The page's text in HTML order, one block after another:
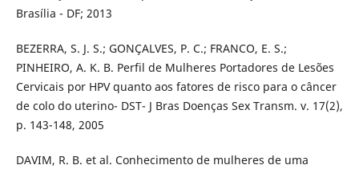
Brasília - DF; 2013
BEZERRA, S. J. S.; GONÇALVES, P. C.; FRANCO, E. S.;
PINHEIRO, A. K. B. Perfil de Mulheres Portadores de Lesões
Cervicais por HPV quanto aos fatores de risco para o câncer
de colo do uterino- DST- J Bras Doenças Sex Transm. v. 17(2),
p. 143-148, 2005
DAVIM, R. B. et al. Conhecimento de mulheres de uma